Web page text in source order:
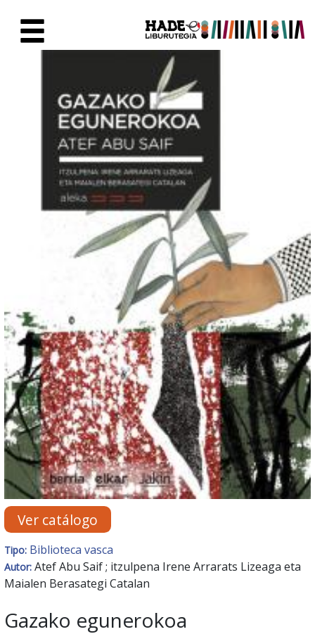
Ficha de Novedades -
Ver catálogo
Tipo: Biblioteca vasca
Autor: Atef Abu Saif ; itzulpena Irene Arrarats Lizeaga eta
Maialen Berasategi Catalan
Gazako egunerokoa